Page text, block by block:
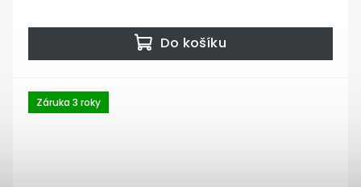
Do košíku
Záruka 3 roky